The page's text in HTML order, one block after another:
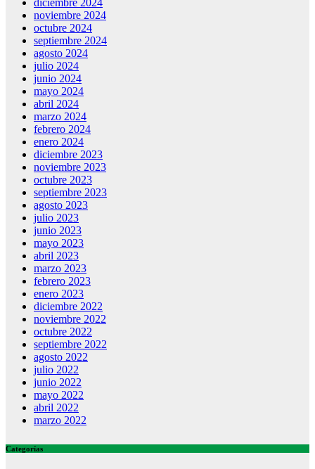
noviembre 2024
octubre 2024
septiembre 2024
agosto 2024
julio 2024
junio 2024
mayo 2024
abril 2024
marzo 2024
febrero 2024
enero 2024
diciembre 2023
noviembre 2023
octubre 2023
septiembre 2023
agosto 2023
julio 2023
junio 2023
mayo 2023
abril 2023
marzo 2023
febrero 2023
enero 2023
diciembre 2022
noviembre 2022
octubre 2022
septiembre 2022
agosto 2022
julio 2022
junio 2022
mayo 2022
abril 2022
marzo 2022
Categorías